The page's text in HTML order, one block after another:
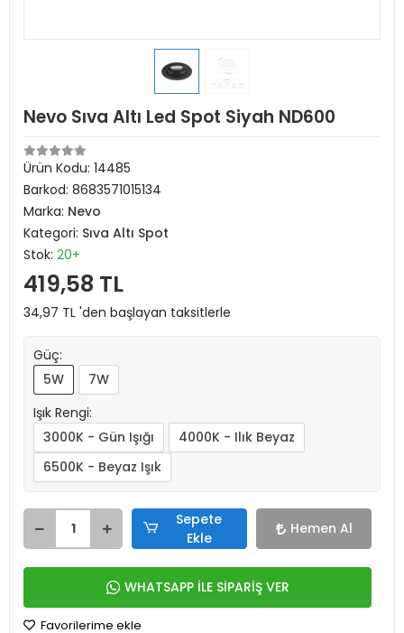
Nevo Sıva Altı Led Spot Siyah ND600
Ürün Kodu: 14485
Barkod: 8683571015134
Marka: Nevo
Kategori: Sıva Altı Spot
Stok: 20+
419,58 TL
34,97 TL 'den başlayan taksitlerle
Güç:
5W
7W
Işık Rengi:
3000K - Gün Işığı
4000K - Ilık Beyaz
6500K - Beyaz Işık
Sepete
Ekle
Hemen Al
WHATSAPP İLE SİPARİŞ VER
Favorilerime ekle